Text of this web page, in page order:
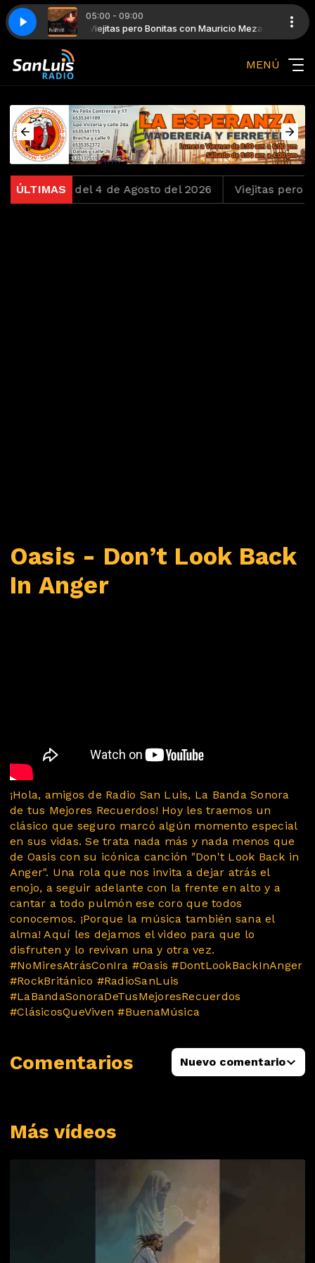
05:00 - 09:00
Meza Viejitas pero Bonitas con Mauricio Meza
quizas quizas Trio Los Panchos - Quizas quizas quizas
MENÚ
ÚLTIMASdel 4 de Agosto del 2026 Viejitas pero
Oasis - Don’t Look Back
In Anger
Más vídeos
¡Hola, amigos de Radio San Luis, La Banda Sonora
de tus Mejores Recuerdos! Hoy les traemos un
clásico que seguro marcó algún momento especial
en sus vidas. Se trata nada más y nada menos que
de Oasis con su icónica canción "Don't Look Back in
Anger". Una rola que nos invita a dejar atrás el
enojo, a seguir adelante con la frente en alto y a
cantar a todo pulmón ese coro que todos
conocemos. ¡Porque la música también sana el
alma! Aquí les dejamos el video para que lo
disfruten y lo revivan una y otra vez.
#NoMiresAtrásConIra #Oasis #DontLookBackInAnger
#RockBritánico #RadioSanLuis
#LaBandaSonoraDeTusMejoresRecuerdos
#ClásicosQueViven #BuenaMúsica
Comentarios Nuevo comentario